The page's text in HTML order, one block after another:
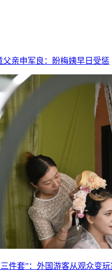
父亲申军良：盼梅姨早日受惩
三件套”：外国游客从观众变玩